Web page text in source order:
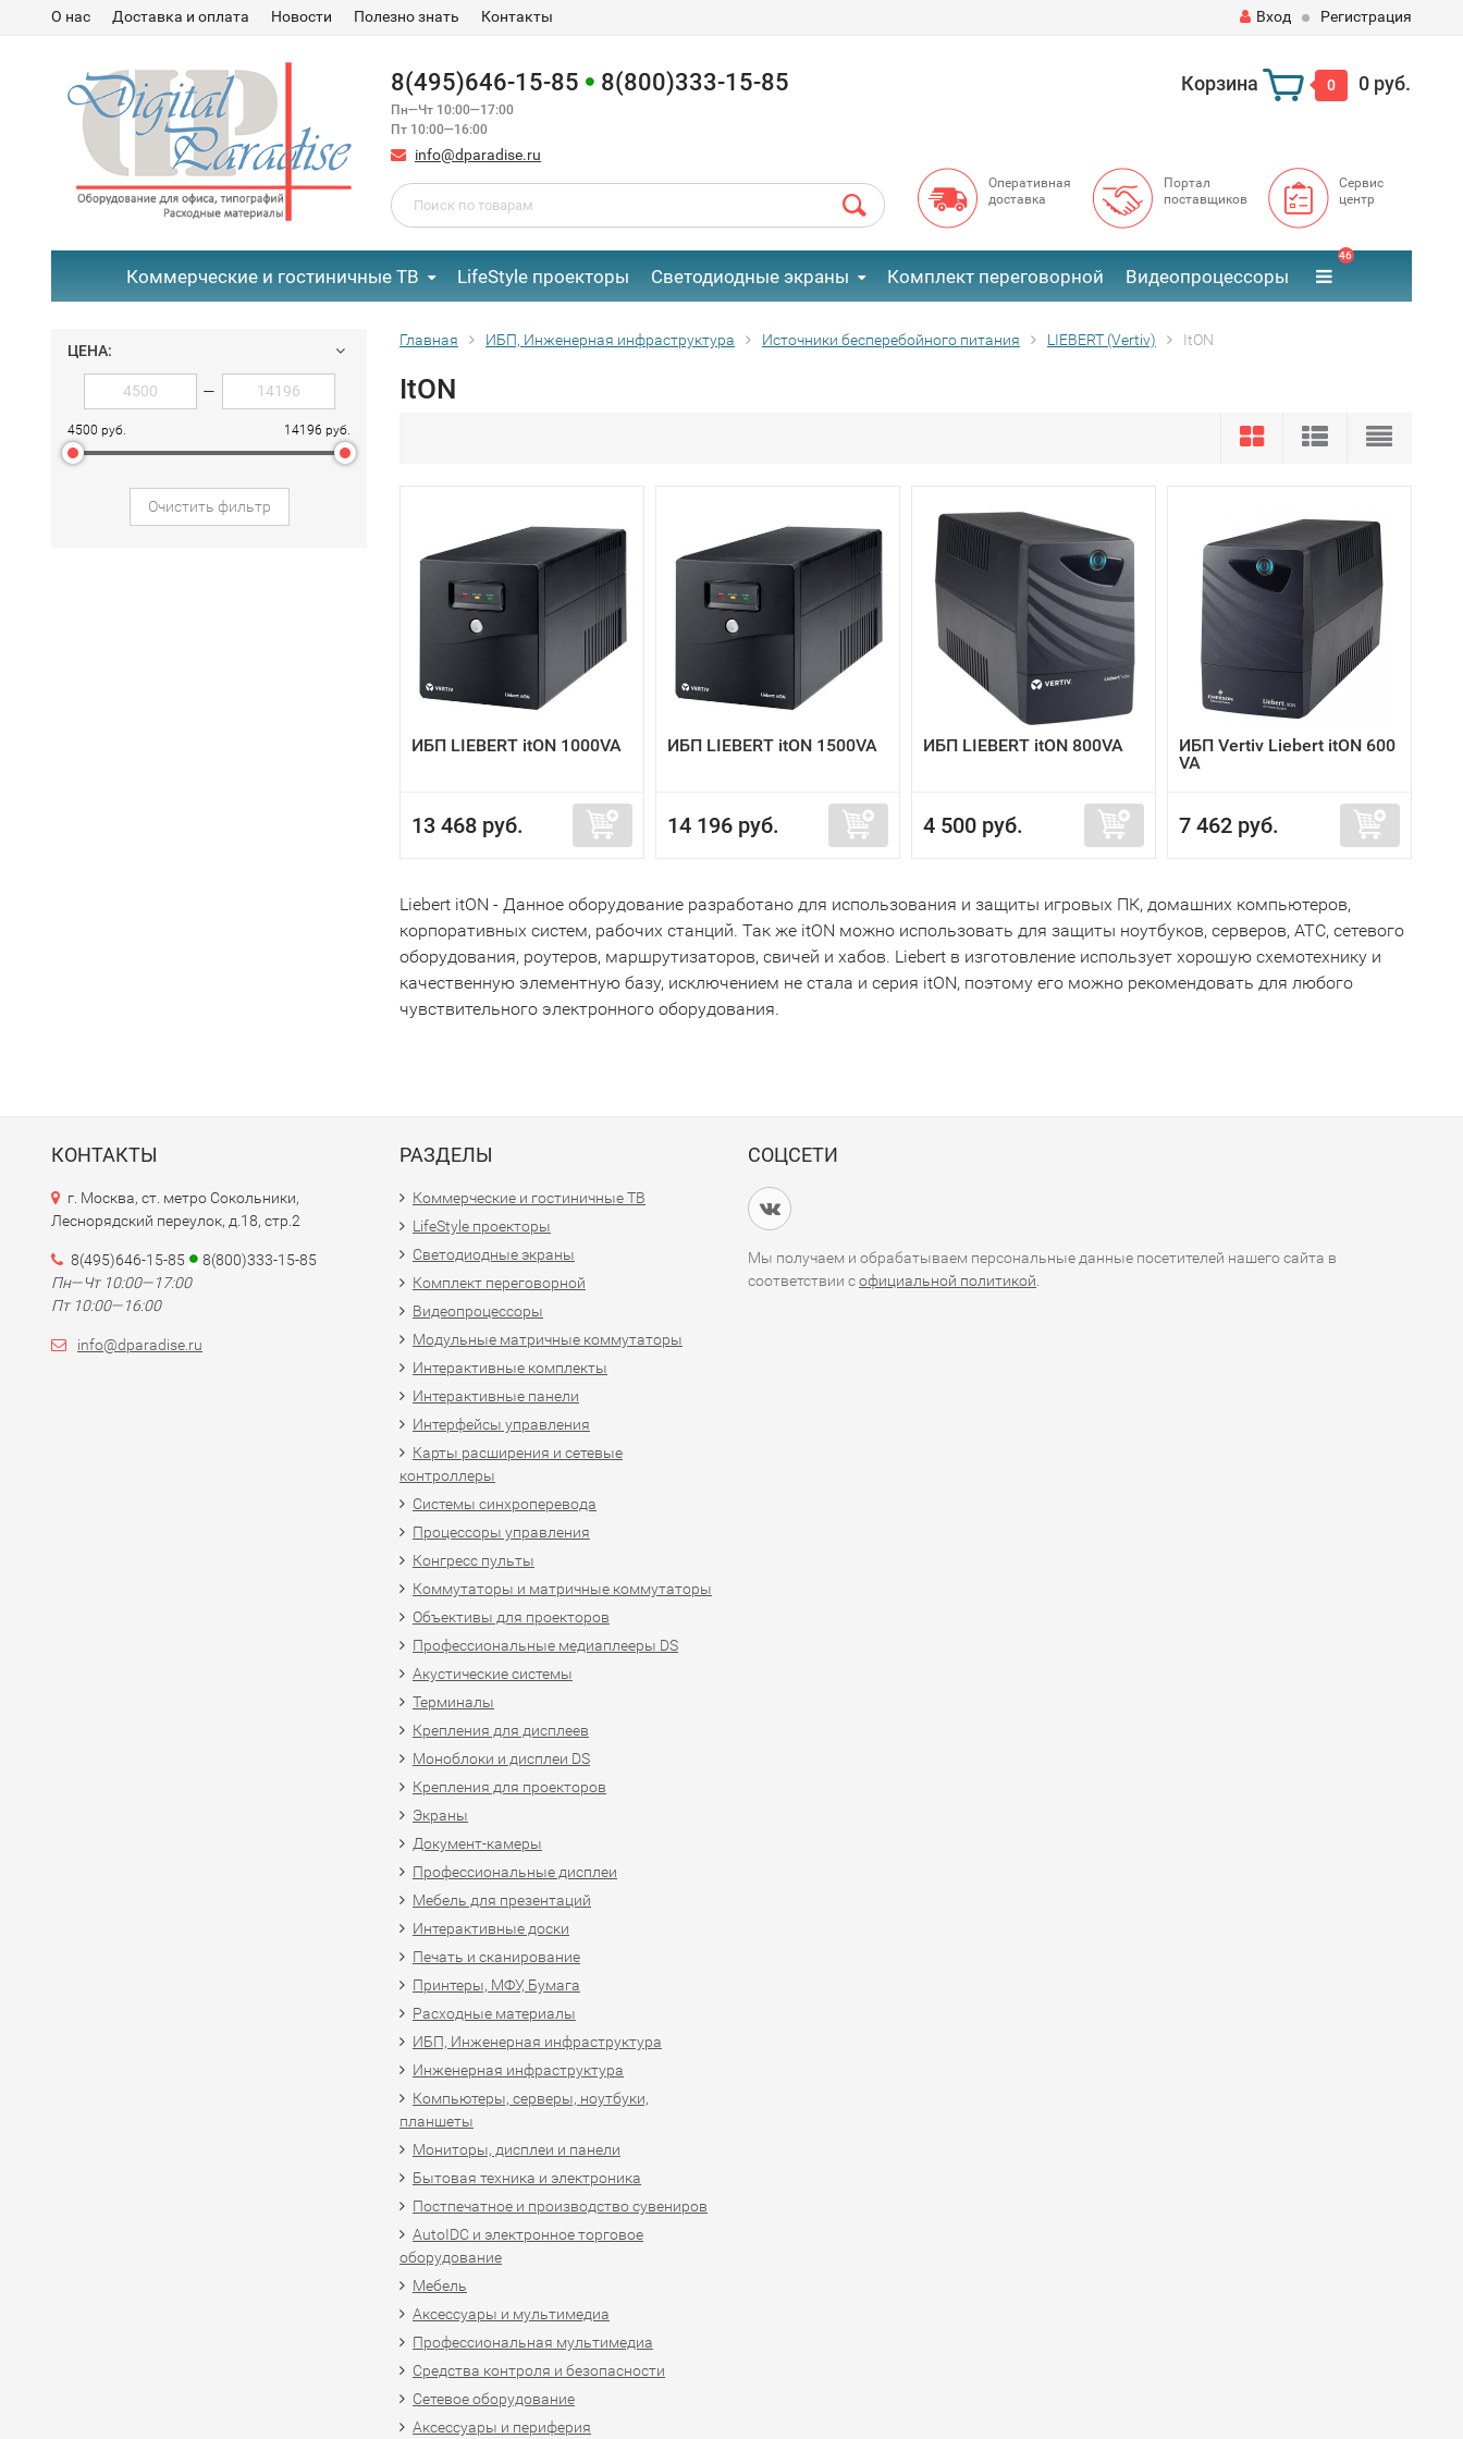
О нас Доставка и оплата Новости Полезно знать Контакты Вход Регистрация
8(495)646-15-85 8(800)333-15-85
Пн—Чт 10:00—17:00
Пт 10:00—16:00
info@dparadise.ru
Корзина 0 0 руб.
Оперативная
доставка
Портал
поставщиков
Сервис
центр
Коммерческие и гостиничные ТВ LifeStyle проекторы Светодиодные экраны Комплект переговорной Видеопроцессоры
46
ЦЕНА:
—
4500 руб. 14196 руб.
Очистить фильтр
Главная ИБП, Инженерная инфраструктура Источники бесперебойного питания LIEBERT (Vertiv) ItON
ItON
ИБП LIEBERT itON 1000VA
13 468 руб.
ИБП LIEBERT itON 1500VA
14 196 руб.
ИБП LIEBERT itON 800VA
4 500 руб.
ИБП Vertiv Liebert itON 600
VA
7 462 руб.
Liebert itON - Данное оборудование разработано для использования и защиты игровых ПК, домашних компьютеров,
корпоративных систем, рабочих станций. Так же itON можно использовать для защиты ноутбуков, серверов, АТС, сетевого
оборудования, роутеров, маршрутизаторов, свичей и хабов. Liebert в изготовление использует хорошую схемотехнику и
качественную элементную базу, исключением не стала и серия itON, поэтому его можно рекомендовать для любого
чувствительного электронного оборудования.
КОНТАКТЫ
г. Москва, ст. метро Сокольники,
Леснорядский переулок, д.18, стр.2
8(495)646-15-85
8(800)333-15-85
Пн—Чт 10:00—17:00
Пт 10:00—16:00
info@dparadise.ru
РАЗДЕЛЫ
Коммерческие и гостиничные ТВ
LifeStyle проекторы
Светодиодные экраны
Комплект переговорной
Видеопроцессоры
Модульные матричные коммутаторы
Интерактивные комплекты
Интерактивные панели
Интерфейсы управления
Карты расширения и сетевые
контроллеры
Системы синхроперевода
Процессоры управления
Конгресс пульты
Коммутаторы и матричные коммутаторы
Объективы для проекторов
Профессиональные медиаплееры DS
Акустические системы
Терминалы
Крепления для дисплеев
Моноблоки и дисплеи DS
Крепления для проекторов
Экраны
Документ-камеры
Профессиональные дисплеи
Мебель для презентаций
Интерактивные доски
Печать и сканирование
Принтеры, МФУ, Бумага
Расходные материалы
ИБП, Инженерная инфраструктура
Инженерная инфраструктура
Компьютеры, серверы, ноутбуки,
планшеты
Мониторы, дисплеи и панели
Бытовая техника и электроника
Постпечатное и производство сувениров
AutoIDC и электронное торговое
оборудование
Мебель
Аксессуары и мультимедиа
Профессиональная мультимедиа
Средства контроля и безопасности
Сетевое оборудование
Аксессуары и периферия
СОЦСЕТИ
Мы получаем и обрабатываем персональные данные посетителей нашего сайта в
соответствии софициальной политикой